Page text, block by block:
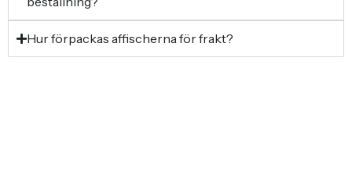
Hur förpackas affischerna för frakt?